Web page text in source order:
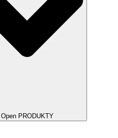
Open PRODUKTY